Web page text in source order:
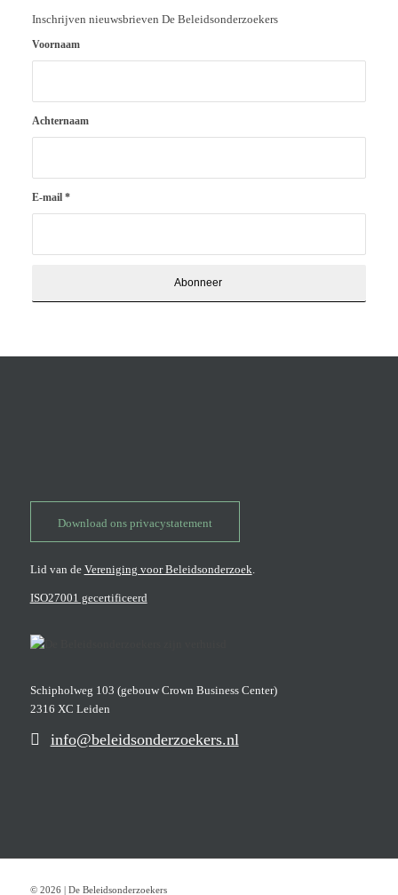
Inschrijven nieuwsbrieven De Beleidsonderzoekers
Voornaam
Achternaam
E-mail *
Download ons privacystatement
Lid van de Vereniging voor Beleidsonderzoek.
ISO27001 gecertificeerd
Schipholweg 103 (gebouw Crown Business Center)
2316 XC Leiden
info@beleidsonderzoekers.nl
© 2026 | De Beleidsonderzoekers